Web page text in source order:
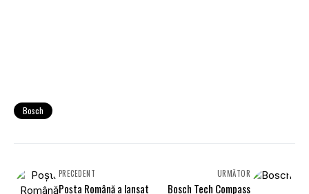
Bosch
PRECEDENT
Poșta Română a lansat
URMĂTOR
Bosch Tech Compass